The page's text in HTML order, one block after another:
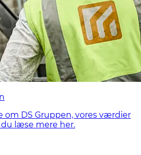
om DS Gruppen, vores værdier
læse mere her.